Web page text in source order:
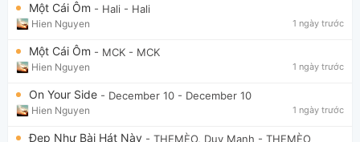
Một Cái Ôm - Hali - Hali
Hien Nguyen 1 ngày trước
Một Cái Ôm - MCK - MCK
Hien Nguyen 1 ngày trước
On Your Side - December 10 - December 10
Hien Nguyen 1 ngày trước
Đẹp Như Bài Hát Này - THEMÈO, Duy Mạnh - THEMÈO